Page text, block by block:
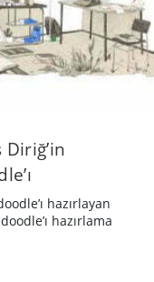
hazırlayan
hazırlama